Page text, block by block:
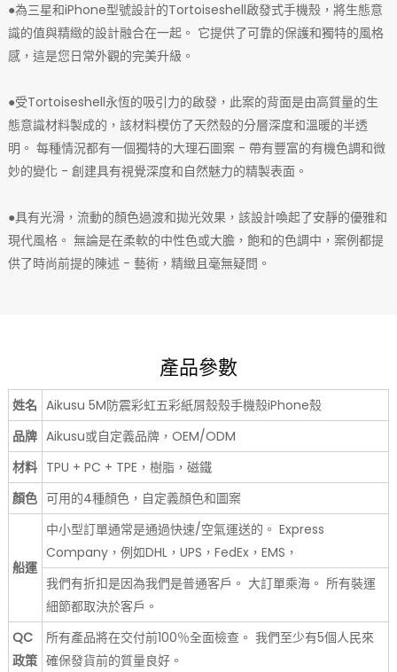
●為三星和iPhone型號設計的Tortoiseshell啟發式手機殼，將生態意
識的值與精緻的設計融合在一起。 它提供了可靠的保護和獨特的風格
感，這是您日常外觀的完美升級。
●受Tortoiseshell永恆的吸引力的啟發，此案的背面是由高質量的生
態意識材料製成的，該材料模仿了天然殼的分層深度和溫暖的半透
明。 每種情況都有一個獨特的大理石圖案 - 帶有豐富的有機色調和微
妙的變化 - 創建具有視覺深度和自然魅力的精製表面。
●具有光滑，流動的顏色過渡和拋光效果，該設計喚起了安靜的優雅和
現代風格。 無論是在柔軟的中性色或大膽，飽和的色調中，案例都提
供了時尚前提的陳述 - 藝術，精緻且毫無疑問。
產品參數
姓名 Aikusu 5M防震彩虹五彩紙屑殼殼手機殼iPhone殼
品牌 Aikusu或自定義品牌，OEM/ODM
材料 TPU + PC + TPE，樹脂，磁鐵
顏色 可用的4種顏色，自定義顏色和圖案
船運
中小型訂單通常是通過快速/空氣運送的。 Express
Company，例如DHL，UPS，FedEx，EMS，
我們有折扣是因為我們是普通客戶。 大訂單乘海。 所有裝運
細節都取決於客戶。
QC
政策
所有產品將在交付前100％全面檢查。 我們至少有5個人民來
確保發貨前的質量良好。